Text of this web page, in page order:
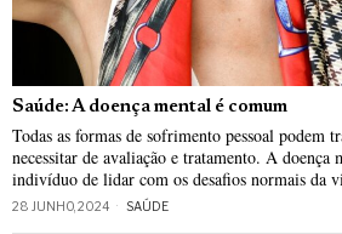
Saúde: A doença mental é comum
Todas as formas de sofrimento pessoal podem
necessitar de avaliação e tratamento. A doença
indivíduo de lidar com os desafios normais da
28 JUNHO, 2024 SAÚDE